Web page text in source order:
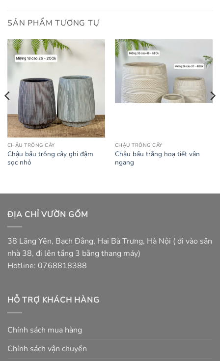
SẢN PHẨM TƯƠNG TỰ
CHẬU TRỒNG CÂY
Chậu bầu trồng cây ghi đậm
sọc nhỏ
CHẬU TRỒNG CÂY
Chậu bầu trắng hoạ tiết vân
ngang
ĐỊA CHỈ VƯỜN GỐM
38 Lãng Yên, Bạch Đằng, Hai Bà Trưng, Hà Nội ( đi vào sân
nhà 38, đi lên tầng 3 bằng thang máy)
Hotline: 0768818388
HỖ TRỢ KHÁCH HÀNG
Chính sách mua hàng
Chính sách vận chuyển